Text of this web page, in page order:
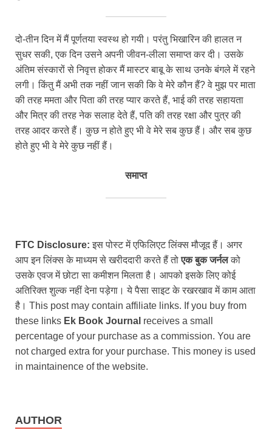
दो-तीन दिन में मैं पूर्णतया स्वस्थ हो गयी। परंतु भिखारिन की हालत न
सुधर सकी, एक दिन उसने अपनी जीवन-लीला समाप्त कर दी। उसके
अंतिम संस्कारों से निवृत्त होकर मैं मास्टर बाबू के साथ उनके बंगले में रहने
लगी। किंतु मैं अभी तक नहीं जान सकी कि वे मेरे कौन हैं? वे मुझ पर माता
की तरह ममता और पिता की तरह प्यार करते हैं, भाई की तरह सहायता
और मित्र की तरह नेक सलाह देते हैं, पति की तरह रक्षा और पुत्र की
तरह आदर करते हैं। कुछ न होते हुए भी वे मेरे सब कुछ हैं। और सब कुछ
होते हुए भी वे मेरे कुछ नहीं हैं।
समाप्त
FTC Disclosure: इस पोस्ट में एफिलिएट लिंक्स मौजूद हैं। अगर
आप इन लिंक्स के माध्यम से खरीददारी करते हैं तोएक बुक जर्नलको
उसके एवज में छोटा सा कमीशन मिलता है। आपको इसके लिए कोई
अतिरिक्त शुल्क नहीं देना पड़ेगा। ये पैसा साइट के रखरखाव में काम आता
है। This post may contain affiliate links. If you buy from
these links Ek Book Journal receives a small
percentage of your purchase as a commission. You are
not charged extra for your purchase. This money is used
in maintainence of the website.
AUTHOR